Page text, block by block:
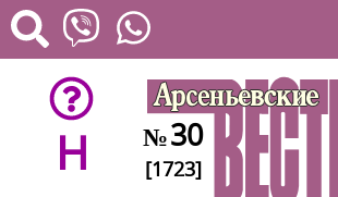
H №30
[1723]